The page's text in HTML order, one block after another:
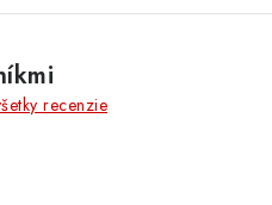
recenzie